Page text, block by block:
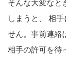
そんな大変なと
しまうと、 相
せん。事前連絡
相手の許可を待